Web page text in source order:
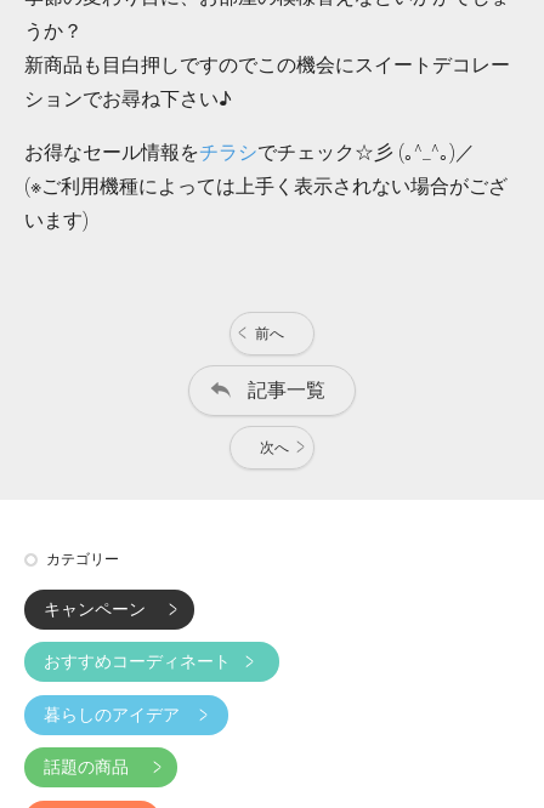
うか？
新商品も目白押しですのでこの機会にスイートデコレー
ションでお尋ね下さい♪
お得なセール情報をチラシでチェック☆彡 (｡^_^｡)／
(※ご利用機種によっては上手く表示されない場合がござ
います)
前へ
記事一覧
次へ
カテゴリー
キャンペーン
おすすめコーディネート
暮らしのアイデア
話題の商品